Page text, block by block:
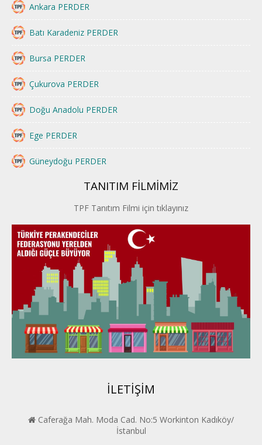
Ankara PERDER
Batı Karadeniz PERDER
Bursa PERDER
Çukurova PERDER
Doğu Anadolu PERDER
Ege PERDER
Güneydoğu PERDER
İstanbul PERDER
İpek Yolu PERDER
Kayseri PERDER
Karadeniz Perder
Konya PERDER
Van PERDER
BEYPER
TANITIM FİLMİMİZ
TPF Tanıtım Filmi için tıklayınız
İLETİŞİM
Caferağa Mah. Moda Cad. No:5 Workinton Kadıköy/
İstanbul